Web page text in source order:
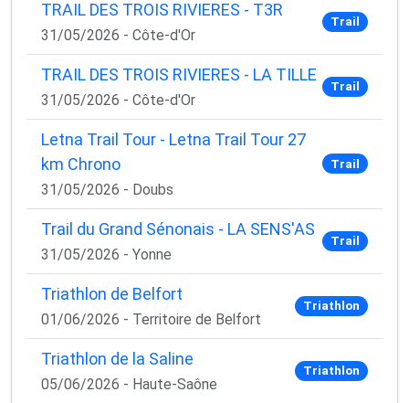
TRAIL DES TROIS RIVIERES - T3R
31/05/2026 - Côte-d'Or
Trail
TRAIL DES TROIS RIVIERES - LA TILLE
31/05/2026 - Côte-d'Or
Trail
Letna Trail Tour - Letna Trail Tour 27
km Chrono
31/05/2026 - Doubs
Trail
Trail du Grand Sénonais - LA SENS'AS
31/05/2026 - Yonne
Trail
Triathlon de Belfort
01/06/2026 - Territoire de Belfort
Triathlon
Triathlon de la Saline
05/06/2026 - Haute-Saône
Triathlon